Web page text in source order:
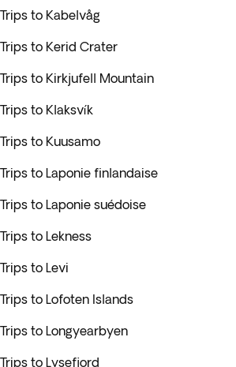
Trips to Kabelvåg
Trips to Kerid Crater
Trips to Kirkjufell Mountain
Trips to Klaksvík
Trips to Kuusamo
Trips to Laponie finlandaise
Trips to Laponie suédoise
Trips to Lekness
Trips to Levi
Trips to Lofoten Islands
Trips to Longyearbyen
Trips to Lysefjord